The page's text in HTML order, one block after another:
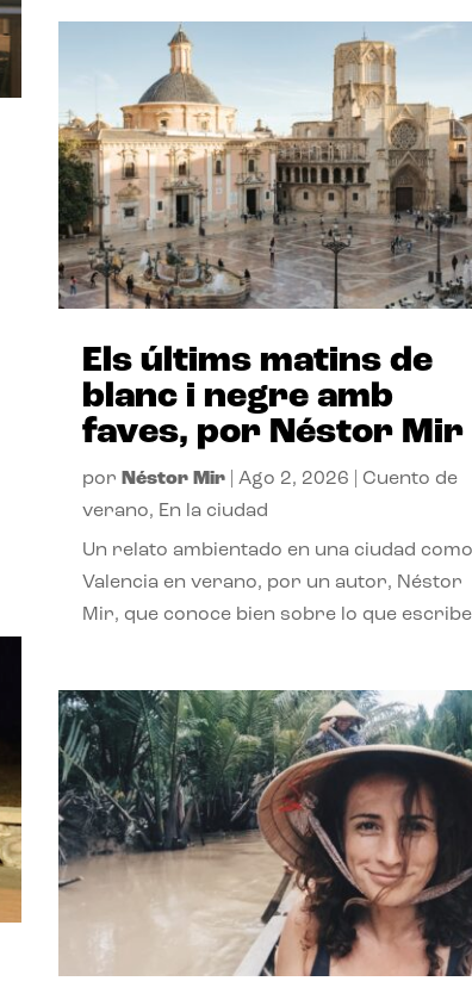
Els últims matins de
blanc i negre amb
faves, por Néstor Mir
por Néstor Mir| Ago 2, 2026
Cuento de
verano, En la ciudad
Un relato ambientado en una ciudad como
Valencia en verano, por un autor, Néstor
Mir, que conoce bien sobre lo que